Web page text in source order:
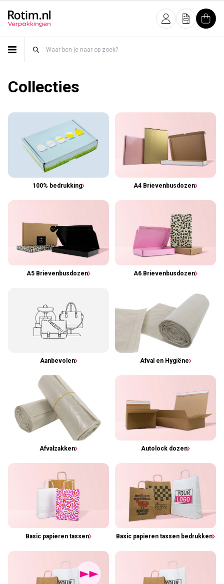
InloggenOfferte
Collecties
100% bedrukking A4 Brievenbusdozen
A5 Brievenbusdozen A6 Brievenbusdozen
Aanbevolen Afval en Hygiëne
Afvalzakken Autolock dozen
Basic papieren tassen Basic papieren tassen bedrukken